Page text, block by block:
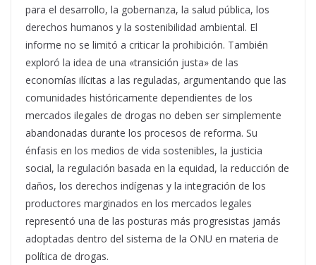
para el desarrollo, la gobernanza, la salud pública, los
derechos humanos y la sostenibilidad ambiental. El
informe no se limitó a criticar la prohibición. También
exploró la idea de una «transición justa» de las
economías ilícitas a las reguladas, argumentando que las
comunidades históricamente dependientes de los
mercados ilegales de drogas no deben ser simplemente
abandonadas durante los procesos de reforma. Su
énfasis en los medios de vida sostenibles, la justicia
social, la regulación basada en la equidad, la reducción de
daños, los derechos indígenas y la integración de los
productores marginados en los mercados legales
representó una de las posturas más progresistas jamás
adoptadas dentro del sistema de la ONU en materia de
política de drogas.